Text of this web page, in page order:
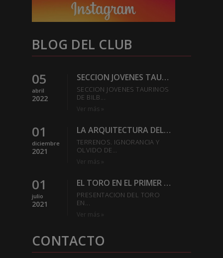
BLOG DEL CLUB
05
abril
2022
SECCION JOVENES TAURINOS DE BILBAO DEL EXCMO CLUB
SECCION JOVENES TAURINOS
DE BILB...
Ver más »
01
diciembre
2021
LA ARQUITECTURA DEL REDONDEL-SABER ESTAR EN LA PLAZA
TERRENOS. IGNORANCIA Y
OLVIDO DE...
Ver más »
01
julio
2021
EL TORO EN EL PRIMER TERCIO
PRESENTACION DEL TORO
EN...
Ver más »
CONTACTO